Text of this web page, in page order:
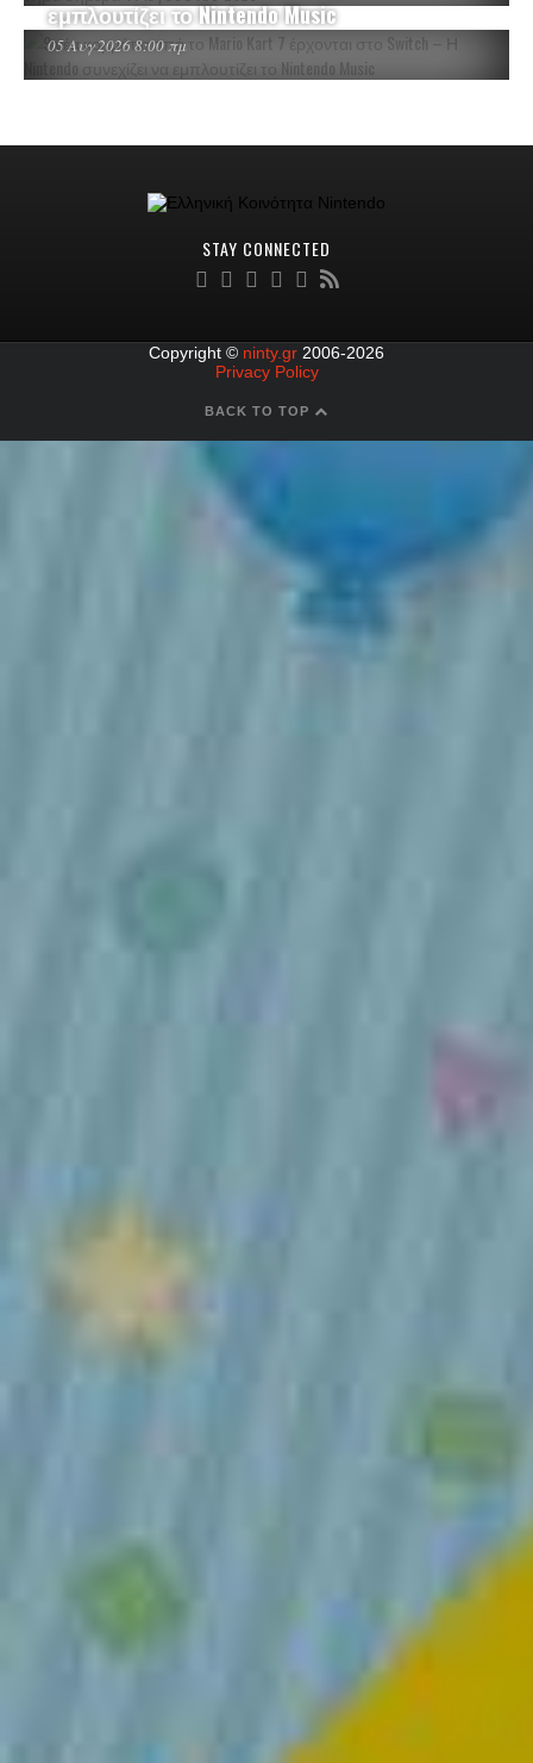
εμπλουτίζει το Nintendo Music
05 Αυγ 2026 8:00 πμ
STAY CONNECTED
Copyright © ninty.gr 2006-2026
Privacy Policy
BACK TO TOP